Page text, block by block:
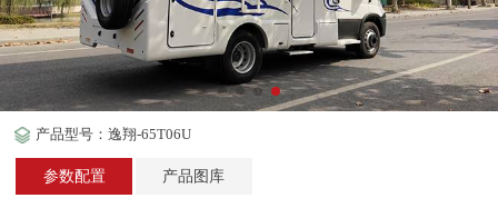
产品型号：逸翔-65T06U
参数配置 产品图库